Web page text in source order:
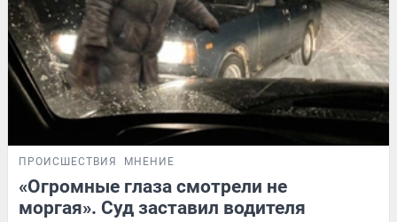
ПРОИСШЕСТВИЯ МНЕНИЕ
«Огромные глаза смотрели не
моргая». Суд заставил водителя